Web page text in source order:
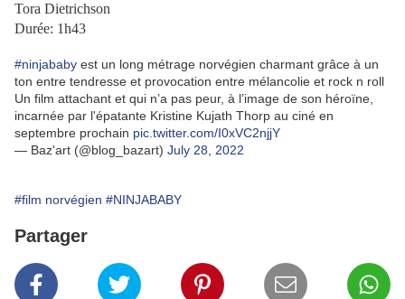
Tora Dietrichson
Durée: 1h43
#ninjababy est un long métrage norvégien charmant grâce à un
ton entre tendresse et provocation entre mélancolie et rock n roll
Un film attachant et qui n’a pas peur, à l’image de son héroïne,
incarnée par l'épatante Kristine Kujath Thorp au ciné en
septembre prochain pic.twitter.com/I0xVC2njjY
— Baz'art (@blog_bazart) July 28, 2022
#film norvégien #NINJABABY
Partager